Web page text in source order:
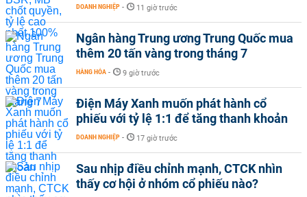
DOANH NGHIỆP - 11 giờ trước
Ngân hàng Trung ương Trung Quốc mua
thêm 20 tấn vàng trong tháng 7
HÀNG HÓA - 9 giờ trước
Điện Máy Xanh muốn phát hành cổ
phiếu với tỷ lệ 1:1 để tăng thanh khoản
DOANH NGHIỆP - 17 giờ trước
Sau nhịp điều chỉnh mạnh, CTCK nhìn
thấy cơ hội ở nhóm cổ phiếu nào?